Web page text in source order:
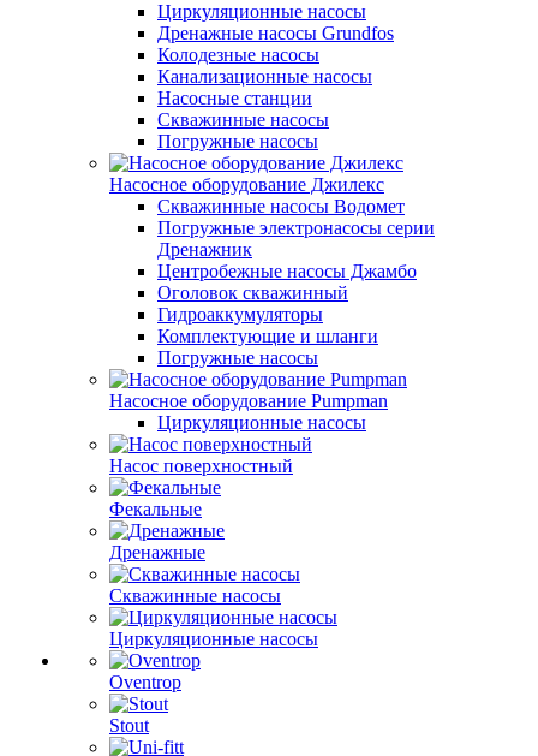
Циркуляционные насосы
Дренажные насосы Grundfos
Колодезные насосы
Канализационные насосы
Насосные станции
Скважинные насосы
Погружные насосы
Насосное оборудование Джилекс
Скважинные насосы Водомет
Погружные электронасосы серии
Дренажник
Центробежные насосы Джамбо
Оголовок скважинный
Гидроаккумуляторы
Комплектующие и шланги
Погружные насосы
Насосное оборудование Pumpman
Циркуляционные насосы
Насос поверхностный
Фекальные
Дренажные
Скважинные насосы
Циркуляционные насосы
Oventrop
Stout